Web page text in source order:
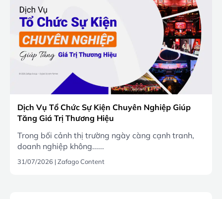
Dịch Vụ Tổ Chức Sự Kiện Chuyên Nghiệp Giúp
Tăng Giá Trị Thương Hiệu
Trong bối cảnh thị trường ngày càng cạnh tranh,
doanh nghiệp không......
31/07/2026 |Zafago Content